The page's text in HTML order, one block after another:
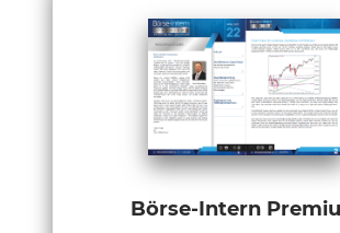
Börse-Intern